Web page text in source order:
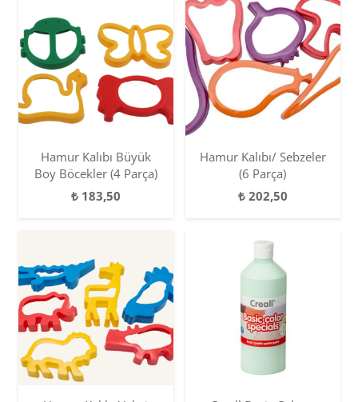
Hamur Kalıbı Büyük
Boy Böcekler (4 Parça)
₺183,50
Hamur Kalıbı/ Sebzeler
(6 Parça)
₺202,50